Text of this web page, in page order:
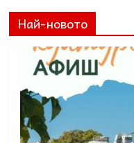
Най-новото